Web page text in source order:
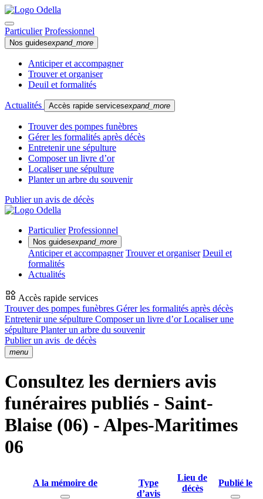
Particulier Professionnel
Nos guidesexpand_more
Anticiper et accompagner
Trouver et organiser
Deuil et formalités
Actualités Accès rapide servicesexpand_more
Trouver des pompes funèbres
Gérer les formalités après décès
Entretenir une sépulture
Composer un livre d’or
Localiser une sépulture
Planter un arbre du souvenir
Publier un avis de décès
Particulier Professionnel
Nos guidesexpand_more
Anticiper et accompagner Trouver et organiser Deuil et
formalités
Actualités
Accès rapide services
Trouver des pompes funèbres Gérer les formalités après décès
Entretenir une sépulture Composer un livre d’orLocaliser une
sépulture Planter un arbre du souvenir
Publier un avis de décès
menu
Consultez les derniers avis
funéraires publiés - Saint-
Blaise (06) - Alpes-Maritimes
06
A la mémoire de
Type
d’avis
Lieu de
décès
Publié le